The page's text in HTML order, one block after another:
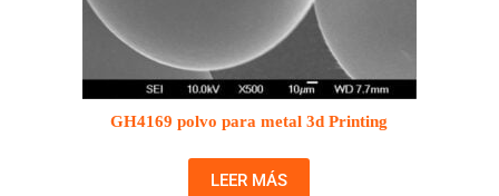
GH4169 polvo para metal 3d Printing
LEER MÁS